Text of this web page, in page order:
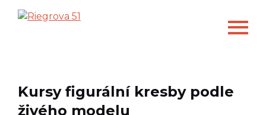
Kursy figurální kresby podle
živého modelu